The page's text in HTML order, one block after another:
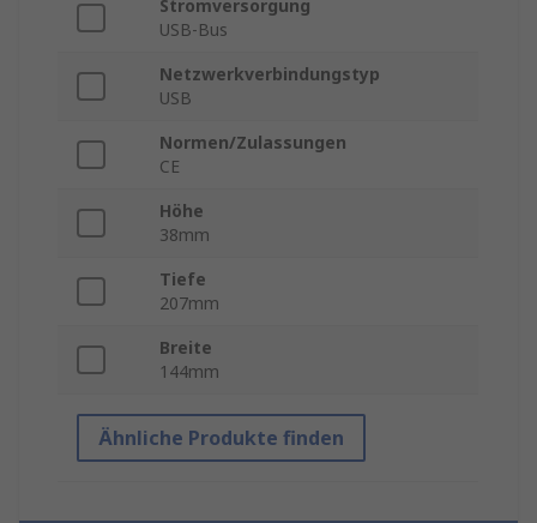
Stromversorgung
USB-Bus
Netzwerkverbindungstyp
USB
Normen/Zulassungen
CE
Höhe
38mm
Tiefe
207mm
Breite
144mm
Ähnliche Produkte finden